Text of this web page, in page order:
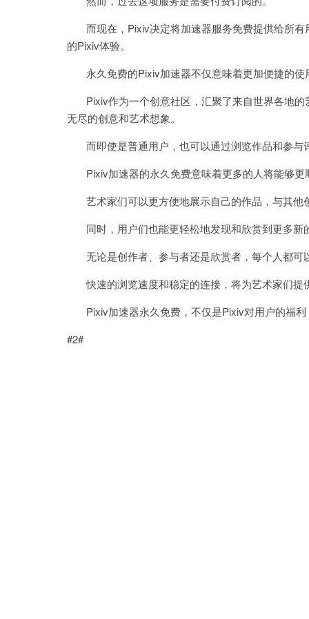
而现在，Pixiv决定将加速器服务免费提供给所有
的Pixiv体验。
永久免费的Pixiv加速器不仅意味着更加便捷的使
Pixiv作为一个创意社区，汇聚了来自世界各地的
无尽的创意和艺术想象。
而即使是普通用户，也可以通过浏览作品和参与
Pixiv加速器的永久免费意味着更多的人将能够更
艺术家们可以更方便地展示自己的作品，与其他
同时，用户们也能更轻松地发现和欣赏到更多新
无论是创作者、参与者还是欣赏者，每个人都可
快速的浏览速度和稳定的连接，将为艺术家们提
Pixiv加速器永久免费，不仅是Pixiv对用户的福利
#2#